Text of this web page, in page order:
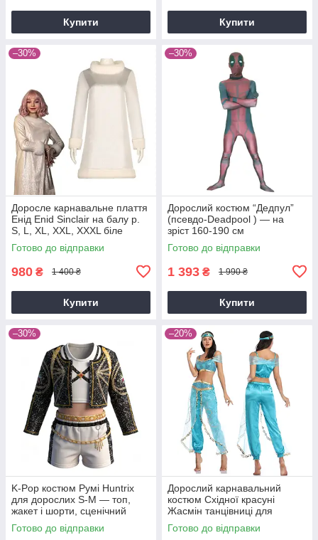
Купити Купити
–30%
Доросле карнавальне плаття
Енід Enid Sinclair на балу р.
S, L, XL, XXL, XXXL біле
Готово до відправки
980 ₴ 1 400 ₴
Купити
–30%
Дорослий костюм “Дедпул”
(псевдо-Deadpool ) — на
зріст 160-190 см
Готово до відправки
1 393 ₴ 1 990 ₴
Купити
–30%
K-Pop костюм Румі Huntrix
для дорослих S-M — топ,
жакет і шорти, сценічний
cosplay костюм Demon
Hunters
Готово до відправки
–20%
Дорослий карнавальний
костюм Східної красуні
Жасмін танцівниці для
східних танців, р. S M L
Готово до відправки